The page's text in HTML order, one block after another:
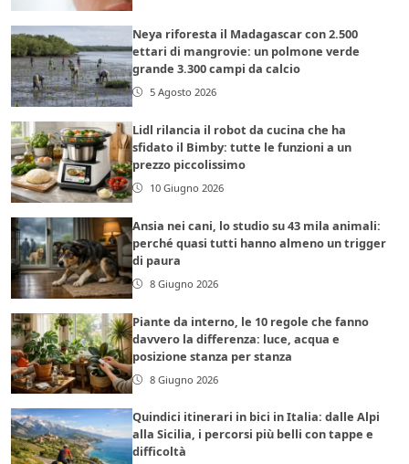
Neya riforesta il Madagascar con 2.500
ettari di mangrovie: un polmone verde
grande 3.300 campi da calcio
5 Agosto 2026
Lidl rilancia il robot da cucina che ha
sfidato il Bimby: tutte le funzioni a un
prezzo piccolissimo
10 Giugno 2026
Ansia nei cani, lo studio su 43 mila animali:
perché quasi tutti hanno almeno un trigger
di paura
8 Giugno 2026
Piante da interno, le 10 regole che fanno
davvero la differenza: luce, acqua e
posizione stanza per stanza
8 Giugno 2026
Quindici itinerari in bici in Italia: dalle Alpi
alla Sicilia, i percorsi più belli con tappe e
difficoltà